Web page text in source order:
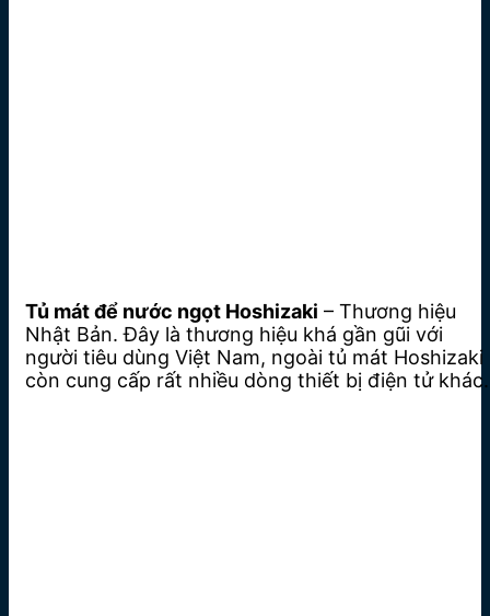
Tủ mát để nước ngọt Hoshizaki – Thương hiệu
Nhật Bản. Đây là thương hiệu khá gần gũi với
người tiêu dùng Việt Nam, ngoài tủ mát Hoshizaki
còn cung cấp rất nhiều dòng thiết bị điện tử khác.